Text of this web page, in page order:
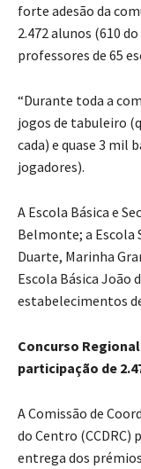
forte adesão da
2.472 alunos (610
professores de 65
“Durante toda a
jogos de tabuleiro
cada) e quase 3 mil
jogadores).
A Escola Básica e
Belmonte; a Escola
Duarte, Marinha
Escola Básica João
estabelecimentos
Concurso
participação de
A Comissão de
do Centro (CCDRC)
entrega dos